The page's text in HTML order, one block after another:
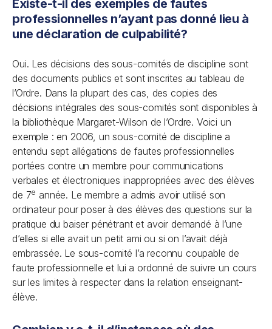
Existe-t-il des exemples de fautes
professionnelles n’ayant pas donné lieu à
une déclaration de culpabilité?
Oui. Les décisions des sous-comités de discipline sont
des documents publics et sont inscrites au tableau de
l’Ordre. Dans la plupart des cas, des copies des
décisions intégrales des sous-comités sont disponibles à
la bibliothèque Margaret-Wilson de l’Ordre. Voici un
exemple : en 2006, un sous-comité de discipline a
entendu sept allégations de fautes professionnelles
portées contre un membre pour communications
verbales et électroniques inappropriées avec des élèves
de 7e année. Le membre a admis avoir utilisé son
ordinateur pour poser à des élèves des questions sur la
pratique du baiser pénétrant et avoir demandé à l’une
d’elles si elle avait un petit ami ou si on l’avait déjà
embrassée. Le sous-comité l’a reconnu coupable de
faute professionnelle et lui a ordonné de suivre un cours
sur les limites à respecter dans la relation enseignant-
élève.